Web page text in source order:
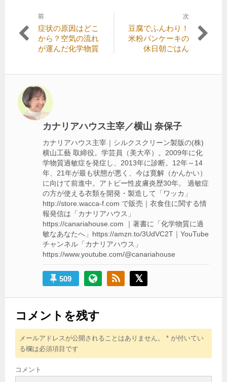
稿
ゲ
ー
シ
前
前
の
記
症状の原因はどこ
から？空気の流れ
が運んだ化学物質
次
の
豆腐でふんわり！
米粉パンケーキの
休日朝ごはん
カナリアハウス主宰／横山 奈保子
カナリアハウス主宰｜シルクスクリーン製版の(株)
横山工藝 取締役。学芸員（美大卒）。2009年に化
学物質過敏症を発症し、2013年に診断。12年～14
年、21年が最も状態が悪く、今は寛解（かんかい）
に向けて前進中。アトピー性皮膚炎歴30年。 過敏症
の方が使える衣類を開発・製造して「ワッカ」
http://store.wacca-f.com で販売｜衣食住に関する情
報発信は「カナリアハウス」
https://canariahouse.com ｜著書に「化学物質に過
敏なあなたへ」https://amzn.to/3UdVC2T｜YouTube
チャンネル「カナリアハウス」
https://www.youtube.com/@canariahouse
509
コメントを残す
メールアドレスが公開されることはありません。 * が付いてい
る欄は必須項目です
コメント